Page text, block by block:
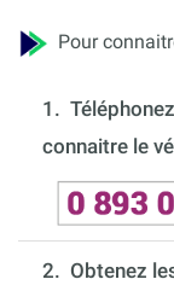
Pour
1.
connaitre le
2. Obtenez